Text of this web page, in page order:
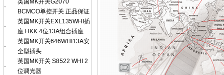
·
英国MK开关G2070
BCMCO单控开关 正品保证
·
英国MK开关EXL135WHI插
座 HKK 4位13A组合插座
·
英国MK开关646WHI13A安
全型插头
·
英国MK开关 S8522 WHI 2
位调光器